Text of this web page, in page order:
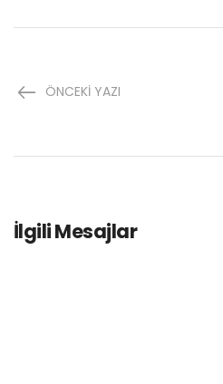
ÖNCEKI YAZI
İlgili Mesajlar